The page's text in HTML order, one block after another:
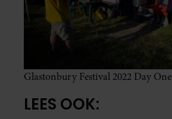
Glastonbury Festival 2022 Day One
LEES OOK: